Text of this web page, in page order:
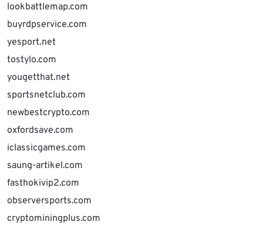
lookbattlemap.com
buyrdpservice.com
yesport.net
tostylo.com
yougetthat.net
sportsnetclub.com
newbestcrypto.com
oxfordsave.com
iclassicgames.com
saung-artikel.com
fasthokivip2.com
observersports.com
cryptominingplus.com